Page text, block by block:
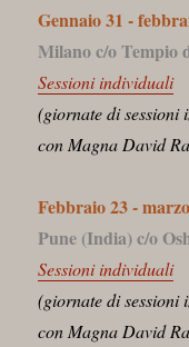
Gennaio 31 -
Milano c/o Tempio
Sessioni individuali
(giornate di sessioni
con Magna David
Febbraio 23 -
Pune (India) c/o
Sessioni individuali
(giornate di sessioni
con Magna David